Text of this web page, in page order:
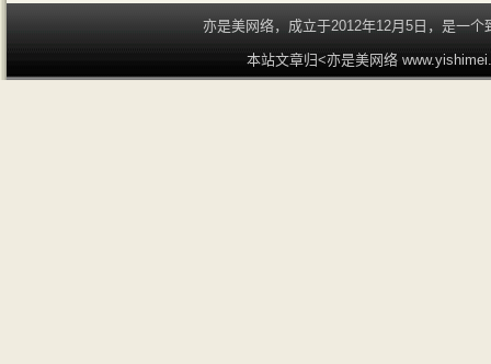
亦是美网络，成立于2012年12月5日，是一
本站文章归<亦是美网络